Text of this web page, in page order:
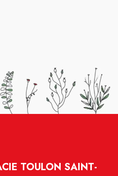
TOULON SAINT-